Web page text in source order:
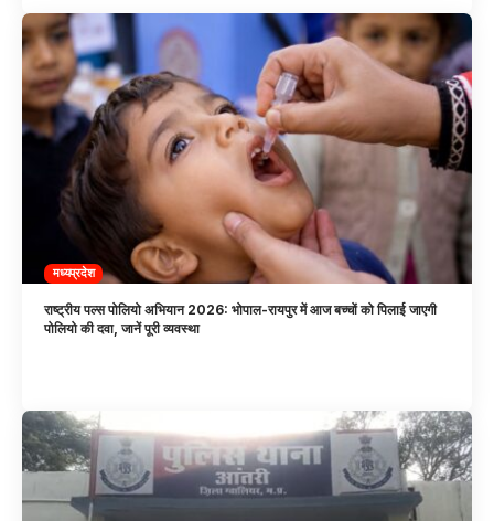
मध्यप्रदेश
राष्ट्रीय पल्स पोलियो अभियान 2026: भोपाल-रायपुर में आज बच्चों को पिलाई जाएगी
पोलियो की दवा, जानें पूरी व्यवस्था